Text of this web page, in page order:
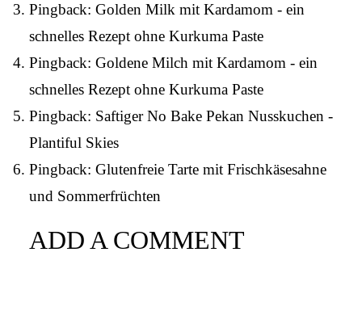
Pingback: Golden Milk mit Kardamom - ein
schnelles Rezept ohne Kurkuma Paste
Pingback: Goldene Milch mit Kardamom - ein
schnelles Rezept ohne Kurkuma Paste
Pingback: Saftiger No Bake Pekan Nusskuchen -
Plantiful Skies
Pingback: Glutenfreie Tarte mit Frischkäsesahne
und Sommerfrüchten
ADD A COMMENT